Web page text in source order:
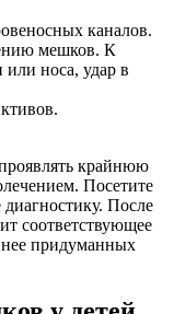
каналов.
мешков. К
носа, удар в
крайнюю
Посетите
После
соответствующее
придуманных